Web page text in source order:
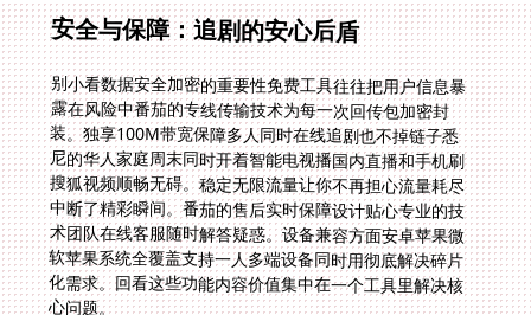
安全与保障：追剧的安心后盾
别小看数据安全加密的重要性免费工具往往把用户信息暴
露在风险中番茄的专线传输技术为每一次回传包加密封
装。独享100M带宽保障多人同时在线追剧也不掉链子悉
尼的华人家庭周末同时开着智能电视播国内直播和手机刷
搜狐视频顺畅无碍。稳定无限流量让你不再担心流量耗尽
中断了精彩瞬间。番茄的售后实时保障设计贴心专业的技
术团队在线客服随时解答疑惑。设备兼容方面安卓苹果微
软苹果系统全覆盖支持一人多端设备同时用彻底解决碎片
化需求。回看这些功能内容价值集中在一个工具里解决核
心问题。